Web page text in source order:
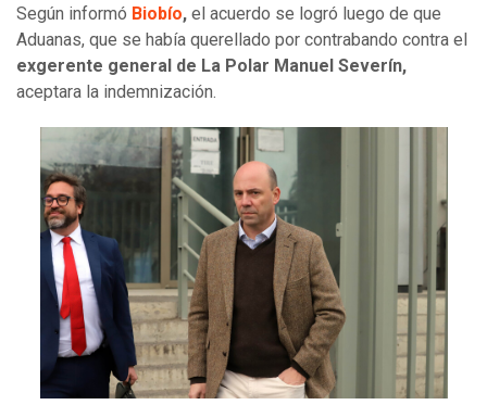
Según informó Biobío, el acuerdo se logró luego de que
Aduanas, que se había querellado por contrabando contra el
exgerente general de La Polar Manuel Severín,
aceptara la indemnización.